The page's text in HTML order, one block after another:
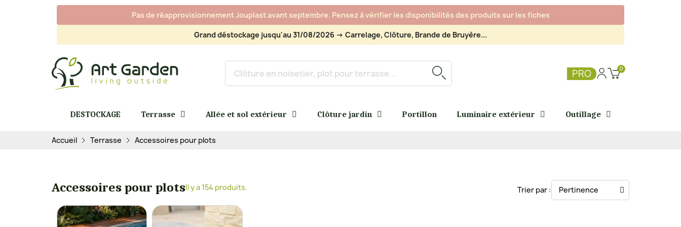
Pas de réapprovisionnement Jouplast avant septembre. Pensez à vérifier les disponibilités des produits sur les fiches
Grand déstockage jusqu'au 31/08/2026 -> Carrelage, Clôture, Brande de Bruyère...
PRO
DESTOCKAGE Terrasse Allée et sol extérieur Clôture jardin Portillon Luminaire extérieur Outillage
Accueil Terrasse Accessoires pour plots
Accessoires pour plotsIl y a 154 produits. Trier par :